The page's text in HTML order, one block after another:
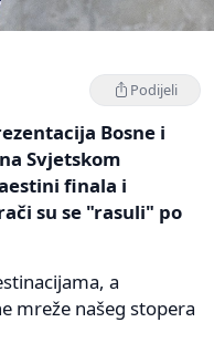
Podijeli
Bosne i
Svjetskom
finala i
su se "rasuli" po
a
mreže našeg stopera